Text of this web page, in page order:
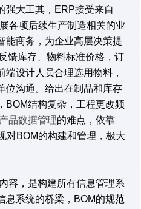
强大工其，ERP接受来自
各项后续生产制造相关的业
能商务，为企业高层决策提
馈库存、物料标准价格，订
设计人员合理选用物料，
位沟通。给出在制品和库存
BOM结构复杂，工程更改频
产品数据管理的难点，依靠
对BOM的构建和管理，极大
容，是构建所有信息管理系
息系统的桥梁，BOM的规范